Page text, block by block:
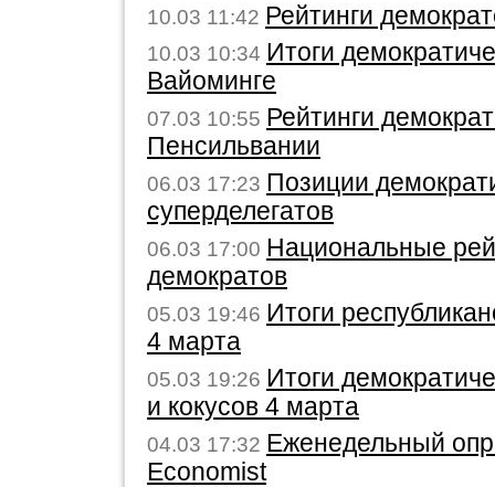
10.03 11:42 Рейтинги
10.03 10:34 Итоги
Вайоминге
07.03 10:55 Рейтинги
Пенсильвании
06.03 17:23 Позиции
суперделегатов
06.03 17:00 Национальные
демократов
05.03 19:46 Итоги
4 марта
05.03 19:26 Итоги
и кокусов 4 марта
04.03 17:32 Еженедельный
Economist